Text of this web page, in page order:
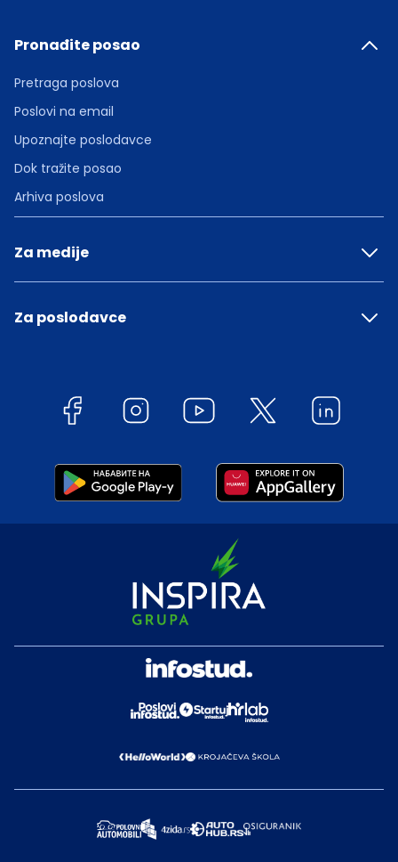
Pronađite posao
Pretraga poslova
Poslovi na email
Upoznajte poslodavce
Dok tražite posao
Arhiva poslova
Za medije
Za poslodavce